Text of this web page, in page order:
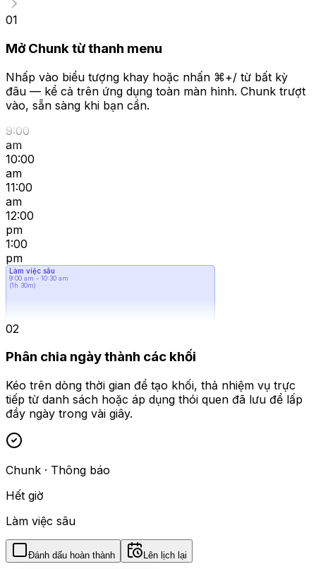
01
Mở Chunk từ thanh menu
Nhấp vào biểu tượng khay hoặc nhấn ⌘+/ từ bất kỳ
đâu — kể cả trên ứng dụng toàn màn hình. Chunk trượt
vào, sẵn sàng khi bạn cần.
9:00
am
10:00
am
11:00
am
12:00
pm
1:00
pm
Làm việc sâu
9:00 am - 10:30 am
(1h 30m)
Họp nhanh
Ăn trưa 12:00 pm - 12:45 pm
1:00 pm - 2:00 pm
02
Phân chia ngày thành các khối
Kéo trên dòng thời gian để tạo khối, thả nhiệm vụ trực
tiếp từ danh sách hoặc áp dụng thói quen đã lưu để lấp
đầy ngày trong vài giây.
Chunk · Thông báo
Hết giờ
Làm việc sâu
Đánh dấu hoàn thành Lên lịch lại